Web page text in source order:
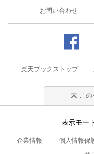
お問い合わせ
楽天ブックストップ
この
表示モー
企業情報 個人情報保